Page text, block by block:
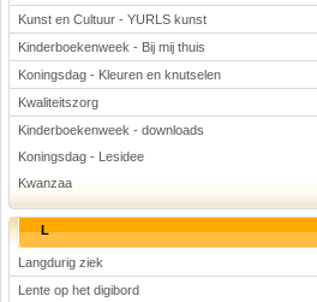
Kunst en Cultuur - YURLS kunst
Kinderboekenweek - Bij mij thuis
Koningsdag - Kleuren en knutselen
Kwaliteitszorg
Kinderboekenweek - downloads
Koningsdag - Lesidee
Kwanzaa
L
Langdurig ziek
Lente op het digibord